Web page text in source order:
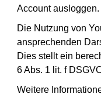
Account ausloggen.
Die Nutzung von
ansprechenden
Dies stellt ein
6 Abs. 1 lit. f
Weitere